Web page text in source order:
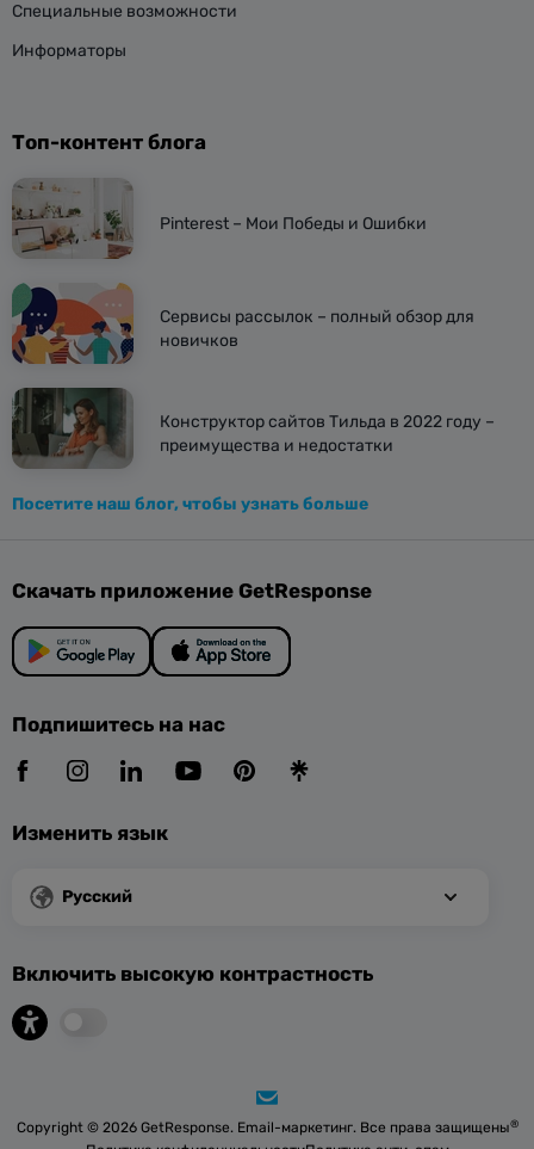
Специальные возможности
Информаторы
Топ-контент блога
Pinterest – Мои Победы и Ошибки
Сервисы рассылок – полный обзор для
новичков
Конструктор сайтов Тильда в 2022 году –
преимущества и недостатки
Посетите наш блог, чтобы узнать больше
Скачать приложение GetResponse
Подпишитесь на нас
Изменить язык
Русский
Включить высокую контрастность
Copyright © 2026 GetResponse. Email-маркетинг. Все права защищены®